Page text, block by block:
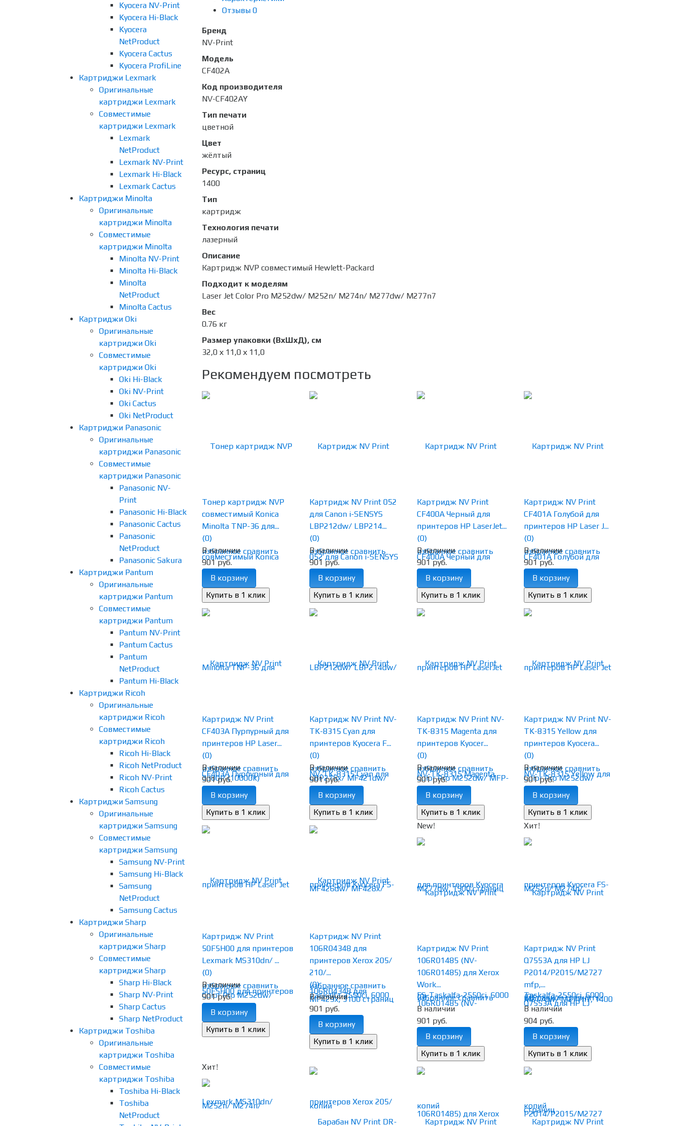
Kyocera NV-Print
Kyocera Hi-Black
Kyocera
NetProduct
Kyocera Cactus
Kyocera ProfiLine
Картриджи Lexmark
Оригинальные
картриджи Lexmark
Совместимые
картриджи Lexmark
Lexmark
NetProduct
Lexmark NV-Print
Lexmark Hi-Black
Lexmark Cactus
Картриджи Minolta
Оригинальные
картриджи Minolta
Совместимые
картриджи Minolta
Minolta NV-Print
Minolta Hi-Black
Minolta
NetProduct
Minolta Cactus
Картриджи Oki
Оригинальные
картриджи Oki
Совместимые
картриджи Oki
Oki Hi-Black
Oki NV-Print
Oki Cactus
Oki NetProduct
Картриджи Panasonic
Оригинальные
картриджи Panasonic
Совместимые
картриджи Panasonic
Panasonic NV-
Print
Panasonic Hi-Black
Panasonic Cactus
Panasonic
NetProduct
Panasonic Sakura
Картриджи Pantum
Оригинальные
картриджи Pantum
Совместимые
картриджи Pantum
Pantum NV-Print
Pantum Cactus
Pantum
NetProduct
Pantum Hi-Black
Картриджи Ricoh
Оригинальные
картриджи Ricoh
Совместимые
картриджи Ricoh
Ricoh Hi-Black
Ricoh NetProduct
Ricoh NV-Print
Ricoh Cactus
Картриджи Samsung
Оригинальные
картриджи Samsung
Совместимые
картриджи Samsung
Samsung NV-Print
Samsung Hi-Black
Samsung
NetProduct
Samsung Cactus
Картриджи Sharp
Оригинальные
картриджи Sharp
Совместимые
картриджи Sharp
Sharp Hi-Black
Sharp NV-Print
Sharp Cactus
Sharp NetProduct
Картриджи Toshiba
Оригинальные
картриджи Toshiba
Совместимые
картриджи Toshiba
Toshiba Hi-Black
Toshiba
NetProduct
Отзывы 0
Бренд
NV-Print
Модель
CF402A
Код производителя
NV-CF402AY
Тип печати
цветной
Цвет
жёлтый
Ресурс, страниц
1400
Тип
картридж
Технология печати
лазерный
Описание
Картридж NVP совместимый Hewlett-Packard
Подходит к моделям
Laser Jet Color Pro M252dw/ M252n/ M274n/ M277dw/ M277n7
Вес
0.76 кг
Размер упаковки (ВхШхД), см
32,0 х 11,0 х 11,0
Рекомендуем посмотреть
избранное сравнить
Тонер картридж NVP
совместимый Konica
Minolta TNP-36 для...
(0)
В наличии
901 руб.
В корзину
избранное сравнить
Картридж NV Print 052
для Canon i-SENSYS
LBP212dw/ LBP214...
(0)
В наличии
901 руб.
В корзину
избранное сравнить
Картридж NV Print
CF400A Черный для
принтеров HP LaserJet...
(0)
В наличии
901 руб.
В корзину
избранное сравнить
Картридж NV Print
CF401A Голубой для
принтеров HP Laser J...
(0)
В наличии
901 руб.
В корзину
избранное сравнить
Картридж NV Print
CF403A Пурпурный для
принтеров HP Laser...
(0)
В наличии
901 руб.
В корзину
избранное сравнить
Картридж NV Print NV-
TK-8315 Cyan для
принтеров Kyocera F...
(0)
В наличии
901 руб.
В корзину
избранное сравнить
Картридж NV Print NV-
TK-8315 Magenta для
принтеров Kyocer...
(0)
В наличии
901 руб.
В корзину
избранное сравнить
Картридж NV Print NV-
TK-8315 Yellow для
принтеров Kyocera...
(0)
В наличии
901 руб.
В корзину
избранное сравнить
Картридж NV Print
50F5H00 для принтеров
Lexmark MS310dn/ ...
(0)
В наличии
901 руб.
В корзину
избранное сравнить
Картридж NV Print
106R04348 для
принтеров Xerox 205/
210/...
(0)
В наличии
901 руб.
В корзину
New!
избранное сравнить
Картридж NV Print
106R01485 (NV-
106R01485) для Xerox
Work...
(0)
В наличии
901 руб.
В корзину
Хит!
избранное сравнить
Картридж NV Print
Q7553A для HP LJ
P2014/P2015/M2727
mfp,...
(0)
В наличии
904 руб.
В корзину
Хит!